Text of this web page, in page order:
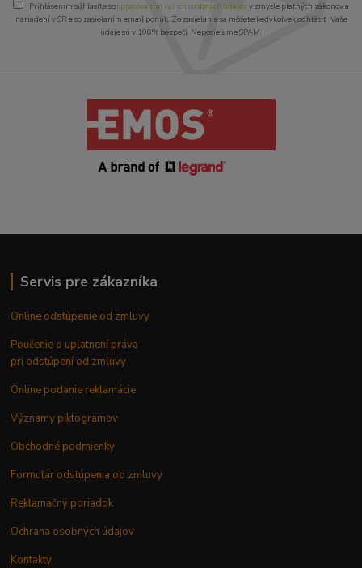
Prihlásením súhlasíte sospracovaním vašich osobných údajovv zmysle platných zákonov a
nariadení v SR a so zasielaním email ponúk. Zo zasielania sa môžete kedykoľvek odhlásiť. Vaše
údaje sú v 100% bezpečí. Neposielame SPAM.
Servis pre zákazníka
Online odstúpenie od zmluvy
Poučenie o uplatnení práva
pri odstúpení od zmluvy
Online podanie reklamácie
Významy piktogramov
Obchodné podmienky
Formulár odstúpenia od zmluvy
Reklamačný poriadok
Ochrana osobných údajov
Kontakty